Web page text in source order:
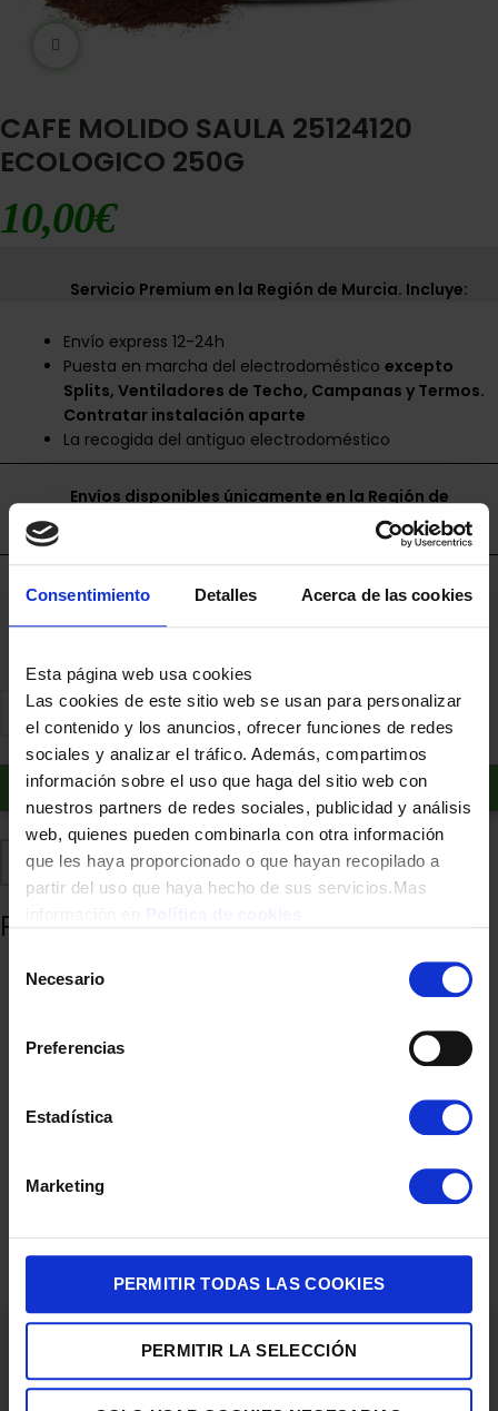
Consentimiento Detalles Acerca de las cookies
Esta página web usa cookies
Las cookies de este sitio web se usan para personalizar
el contenido y los anuncios, ofrecer funciones de redes
sociales y analizar el tráfico. Además, compartimos
información sobre el uso que haga del sitio web con
nuestros partners de redes sociales, publicidad y análisis
web, quienes pueden combinarla con otra información
que les haya proporcionado o que hayan recopilado a
partir del uso que haya hecho de sus servicios.Mas
Necesario
Preferencias
Estadística
Marketing
PERMITIR TODAS LAS COOKIES
PERMITIR LA SELECCIÓN
CAFE MOLIDO SAULA 25124120
ECOLOGICO 250G
10,00€
Servicio Premium en la Región de Murcia. Incluye:
Envío express 12-24h
Puesta en marcha del electrodomésticoexcepto
Splits, Ventiladores de Techo, Campanas y Termos.
Contratar instalación aparte
La recogida del antiguo electrodoméstico
Envíos disponibles únicamente en la Región de
Financia a plazos con Cetelem
+ info
Añadir al carrito
Añadir a favoritos Comparte
Productos relacionados
ESTUCHE DOLCE GUSTO12581057 KITKAT 16CAP
5,00€